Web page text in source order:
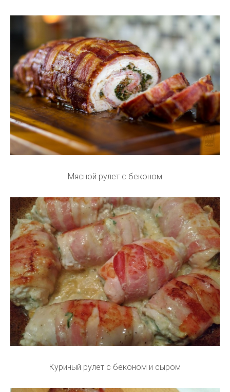
Мясной рулет с беконом
Куриный рулет с беконом и сыром